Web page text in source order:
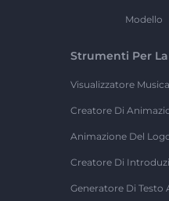
Modello
Strumenti Per
Visualizzatore
Creatore Di
Animazione Del
Creatore Di
Generatore Di Testo